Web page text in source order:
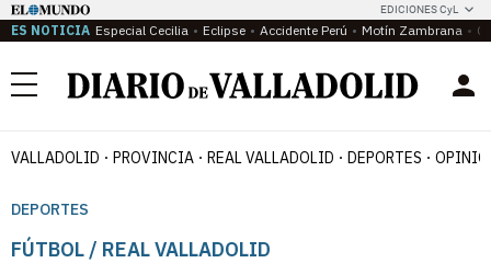
EDICIONES CyL
ES NOTICIA Especial Cecilia Eclipse Accidente Perú Motín Zambrana
Menú
VALLADOLID PROVINCIA REAL VALLADOLID DEPORTES
DEPORTES
FÚTBOL / REAL VALLADOLID